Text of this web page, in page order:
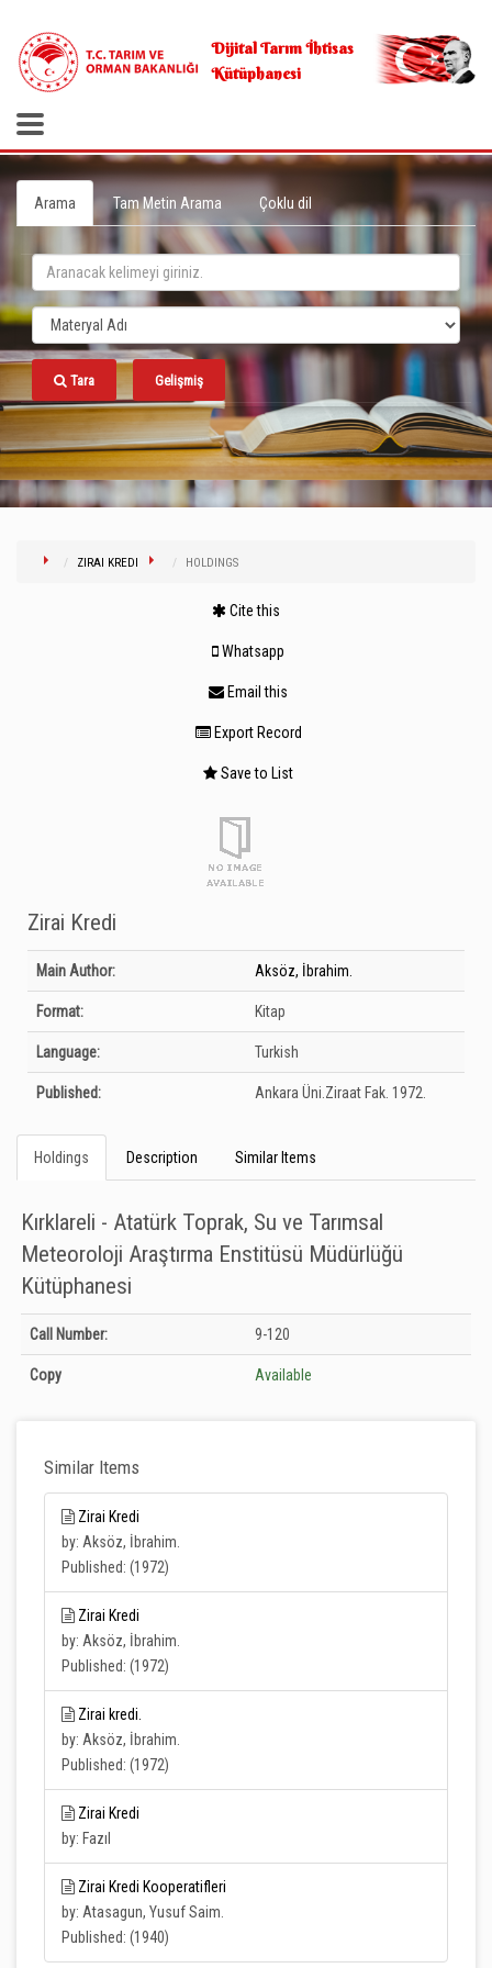
Dijital Tarım İhtisas
Kütüphanesi
Arama Tam Metin Arama Çoklu dil
Tara Gelişmiş
ZIRAI KREDI HOLDINGS
Cite this
Whatsapp
Email this
Export Record
Save to List
Zirai Kredi
Bibliographic Details
Main Author: Aksöz, İbrahim.
Format: Kitap
Language: Turkish
Published: Ankara Üni.Ziraat Fak. 1972.
Holdings Description Similar Items
Kırklareli - Atatürk Toprak, Su ve Tarımsal
Meteoroloji Araştırma Enstitüsü Müdürlüğü
Kütüphanesi
Holdings details from Kırklareli - Atatürk Toprak, Su ve Tarımsal Meteoroloji
Araştırma Enstitüsü Müdürlüğü Kütüphanesi: Unknown
Call Number: 9-120
Copy Available
Similar Items
Zirai Kredi
by: Aksöz, İbrahim.
Published: (1972)
Zirai Kredi
by: Aksöz, İbrahim.
Published: (1972)
Zirai kredi.
by: Aksöz, İbrahim.
Published: (1972)
Zirai Kredi
by: Fazıl
Zirai Kredi Kooperatifleri
by: Atasagun, Yusuf Saim.
Published: (1940)